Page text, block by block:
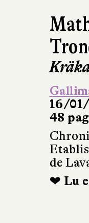
16/
48
de
❤ Lu